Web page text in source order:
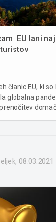
EU lani
članic EU, ki so
globalna
08.03.2021